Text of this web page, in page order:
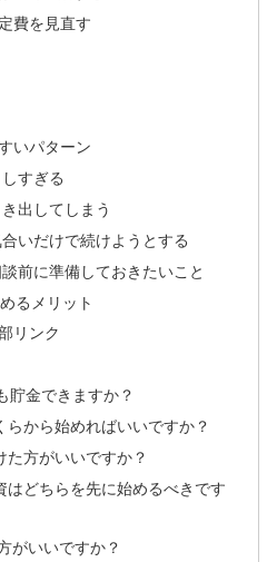
費を見直す
いパターン
すぎる
出してしまう
いだけで続けようとする
前に準備しておきたいこと
るメリット
リンク
貯金できますか？
らから始めればいいですか？
方がいいですか？
はどちらを先に始めるべきです
がいいですか？